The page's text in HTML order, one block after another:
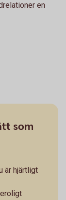
en
som
är hjärtligt